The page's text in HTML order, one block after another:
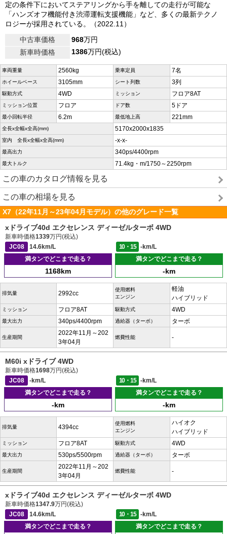
定の条件下においてステアリングから手を離しての走行が可能な
「ハンズオフ機能付き渋滞運転支援機能」など、多くの最新テクノ
ロジーが採用されている。（2022.11）
中古車価格
968万円
新車時価格
1386万円(税込)
車両重量 2560kg 乗車定員 7名
ホイールベース 3105mm シート列数 3列
駆動方式 4WD ミッション フロア8AT
ミッション位置 フロア ドア数 5ドア
最小回転半径 6.2m 最低地上高 221mm
全長x全幅x全高(mm) 5170x2000x1835
室内 全長x全幅x全高(mm) -x-x-
最高出力 340ps/4400rpm
最大トルク 71.4kg・m/1750～2250rpm
この車のカタログ情報を見る
この車の相場を見る
X7（22年11月～23年04月モデル）の他のグレード一覧
xドライブ40d エクセレンス ディーゼルターボ 4WD
新車時価格1339万円(税込)
JC08
14.6km/L 10・15
-km/L
満タンでどこまで走る？
1168km
満タンでどこまで走る？
-km
排気量 2992cc
使用燃料
エンジン
軽油
ハイブリッド
ミッション フロア8AT 駆動方式 4WD
最大出力 340ps/4400rpm 過給器（ターボ） ターボ
生産期間
2022年11月～202
3年04月
燃費性能 -
M60i xドライブ 4WD
新車時価格1698万円(税込)
JC08
-km/L 10・15
-km/L
満タンでどこまで走る？
-km
満タンでどこまで走る？
-km
排気量 4394cc
使用燃料
エンジン
ハイオク
ハイブリッド
ミッション フロア8AT 駆動方式 4WD
最大出力 530ps/5500rpm 過給器（ターボ） ターボ
生産期間
2022年11月～202
3年04月
燃費性能 -
xドライブ40d エクセレンス ディーゼルターボ 4WD
新車時価格1347.9万円(税込)
JC08
14.6km/L 10・15
-km/L
満タンでどこまで走る？
満タンでどこまで走る？